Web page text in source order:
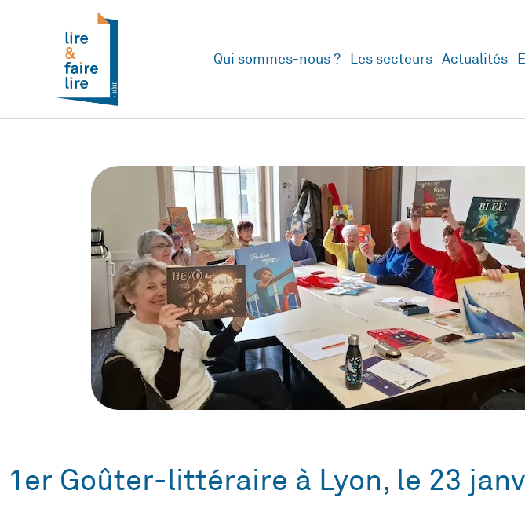
Qui sommes-nous ? Les secteurs Actualités
1er Goûter-littéraire à Lyon, le 23